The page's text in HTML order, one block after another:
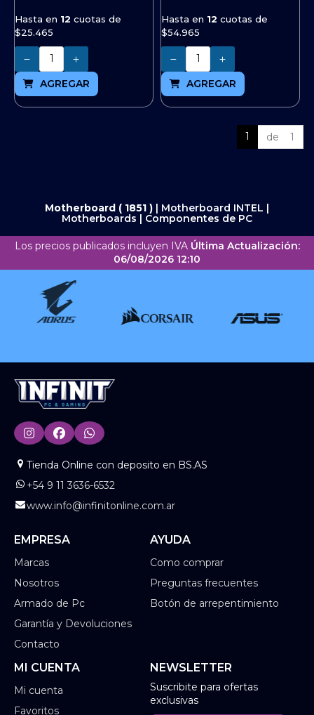
Hasta en 12 cuotas de
$25.465
Cantidad
AGREGAR
Hasta en 12 cuotas de
$54.965
Cantidad
AGREGAR
1 de 1
Motherboard ( 1851 ) | Motherboard INTEL |
Motherboards | Componentes de PC
Los precios publicados incluyen IVA Última Actualización:
06/08/2026 12:10
Tienda Online con deposito en BS.AS
+54 9 11 3636-6532
www.info@infinitonline.com.ar
EMPRESA
Marcas
Nosotros
Armado de Pc
Garantía y Devoluciones
Contacto
AYUDA
Como comprar
Preguntas frecuentes
Botón de arrepentimiento
MI CUENTA
Mi cuenta
Favoritos
NEWSLETTER
Suscribite para ofertas
exclusivas